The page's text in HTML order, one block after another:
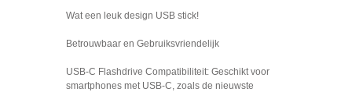
Wat een leuk design USB stick!
Betrouwbaar en Gebruiksvriendelijk
USB-C Flashdrive Compatibiliteit: Geschikt voor
smartphones met USB-C, zoals de nieuwste